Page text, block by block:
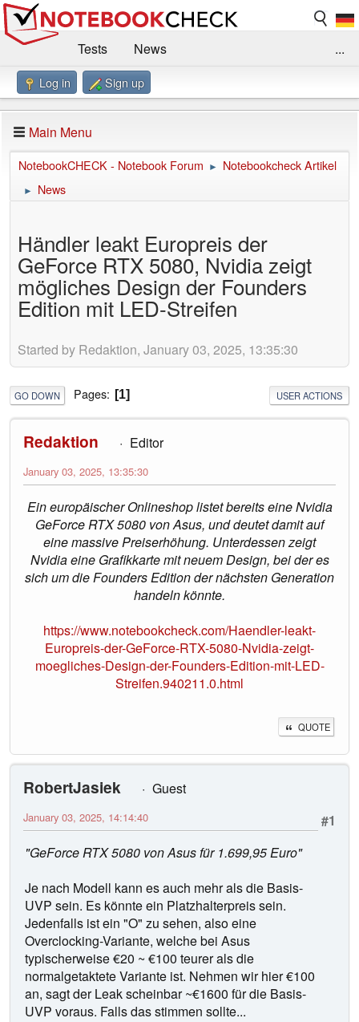
Tests
News
Benchmarks / Technik
Forum
Impressum
...
Log in Sign up
Main Menu
NotebookCHECK - Notebook Forum ► Notebookcheck Artikel
► News
Händler leakt Europreis der
GeForce RTX 5080, Nvidia zeigt
mögliches Design der Founders
Edition mit LED-Streifen
Started by Redaktion, January 03, 2025, 13:35:30
GO DOWN Pages 1 USER ACTIONS
Redaktion Editor
January 03, 2025, 13:35:30
Ein europäischer Onlineshop listet bereits eine Nvidia
GeForce RTX 5080 von Asus, und deutet damit auf
eine massive Preiserhöhung. Unterdessen zeigt
Nvidia eine Grafikkarte mit neuem Design, bei der es
sich um die Founders Edition der nächsten Generation
handeln könnte.
https://www.notebookcheck.com/Haendler-leakt-
Europreis-der-GeForce-RTX-5080-Nvidia-zeigt-
moegliches-Design-der-Founders-Edition-mit-LED-
Streifen.940211.0.html
QUOTE
RobertJasiek
Guest
#1
January 03, 2025, 14:14:40
"GeForce RTX 5080 von Asus für 1.699,95 Euro"
Je nach Modell kann es auch mehr als die Basis-
UVP sein. Es könnte ein Platzhalterpreis sein.
Jedenfalls ist ein "O" zu sehen, also eine
Overclocking-Variante, welche bei Asus
typischerweise €20 ~ €100 teurer als die
normalgetaktete Variante ist. Nehmen wir hier €100
an, sagt der Leak scheinbar ~€1600 für die Basis-
UVP voraus. Falls das stimmen sollte...